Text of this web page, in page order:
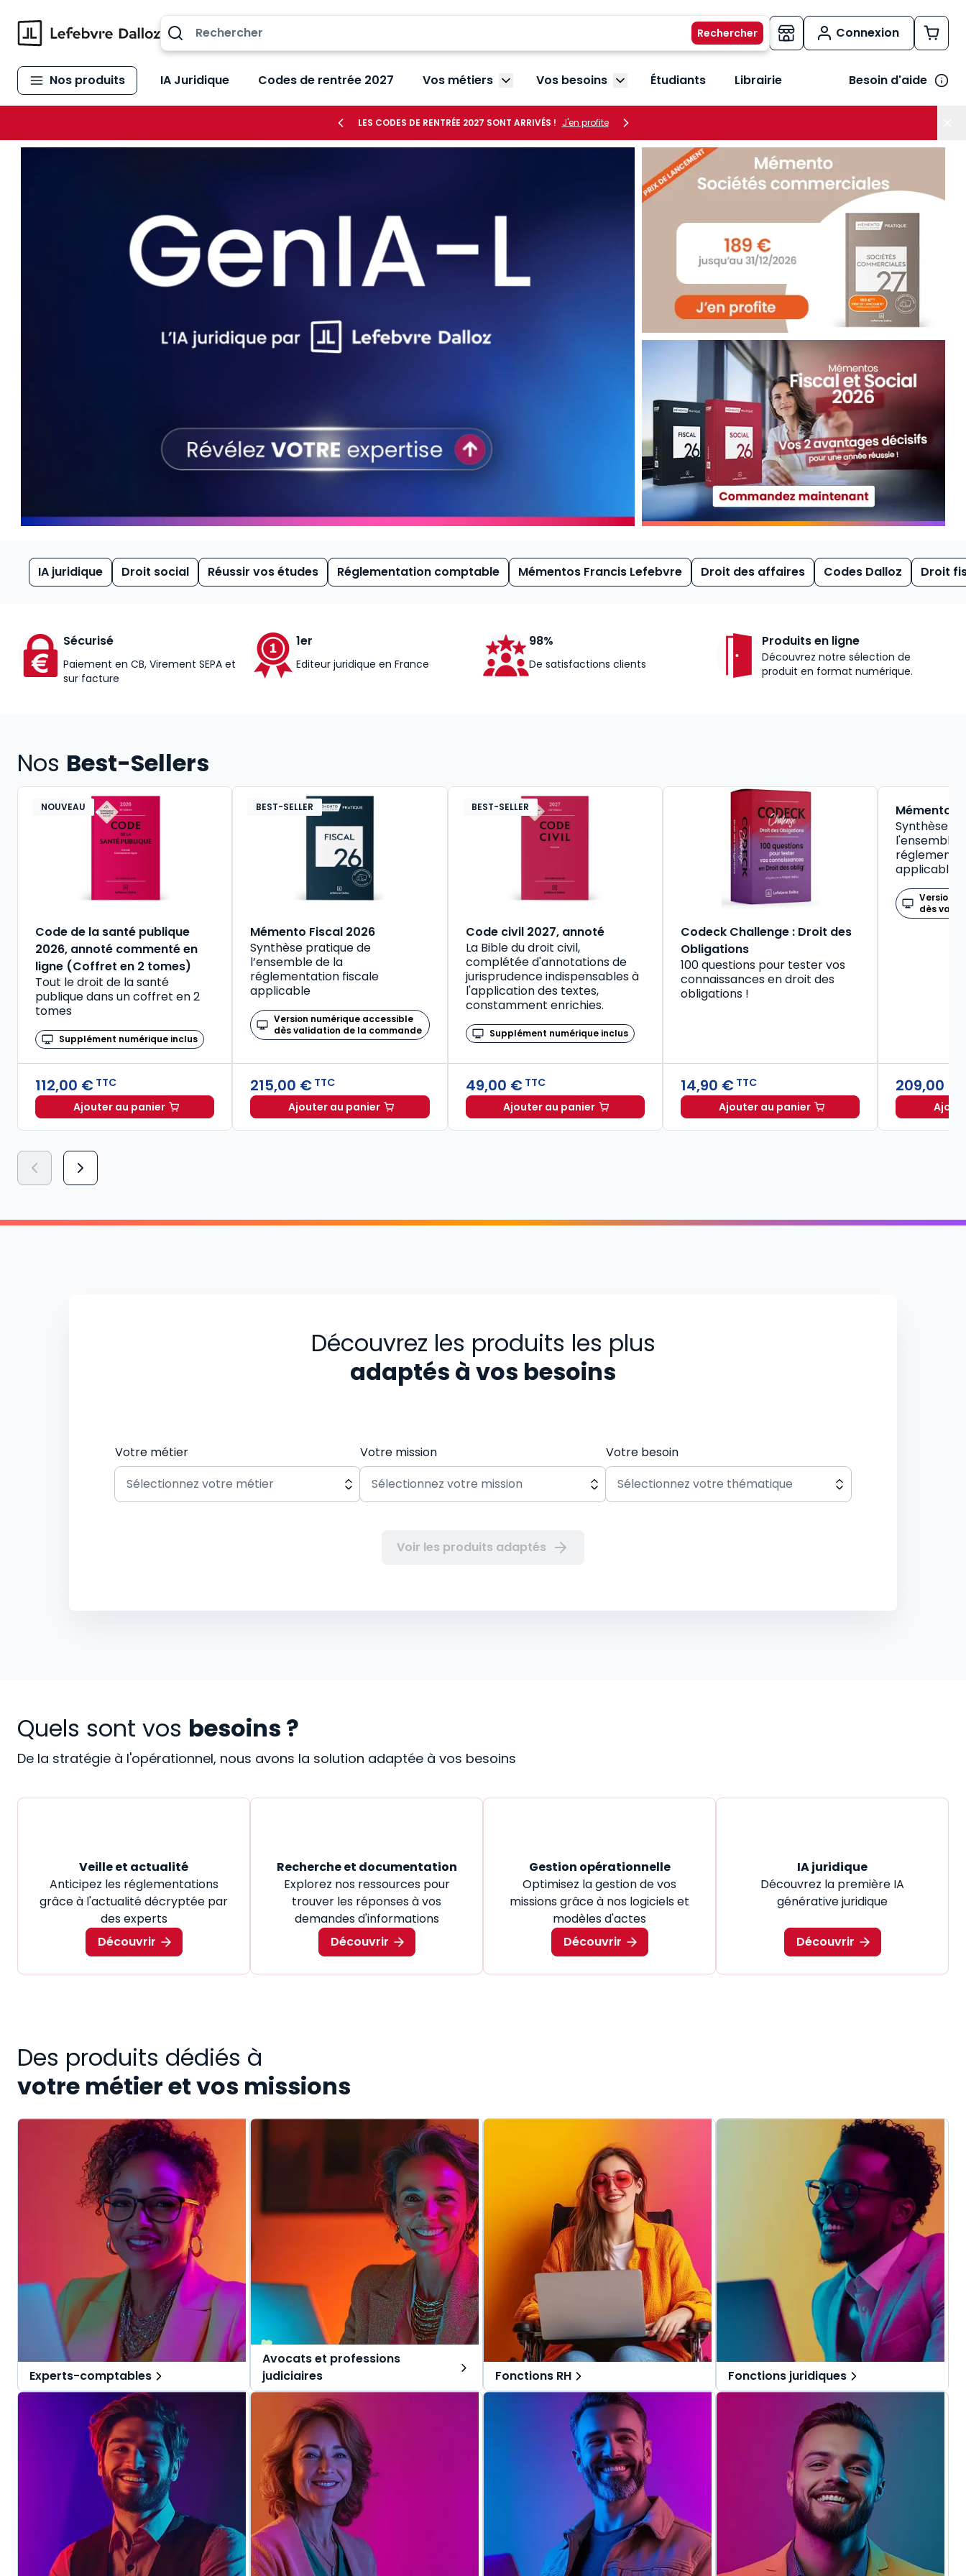
Connexion
Nos produits IA Juridique Codes de rentrée 2027 Vos métiers Afficher le sous-menu Vos métiers
Vos besoins Afficher le sous-menu Vos besoins
Étudiants Librairie Besoin d'aide
LES CODES DE RENTRÉE 2027 SONT ARRIVÉS ! J'en profite
IA juridique Droit social Réussir vos études Réglementation comptable Mémentos Francis Lefebvre Droit des affaires Codes Dalloz Droit
Sécurisé
Paiement en CB, Virement SEPA et
sur facture
1er
Editeur juridique en France
98%
De satisfactions clients
Produits en ligne
Découvrez notre sélection de
produit en format numérique.
Nos Best-Sellers
NOUVEAU
Code de la santé publique
2026, annoté commenté en
ligne (Coffret en 2 tomes)
Tout le droit de la santé
publique dans un coffret en 2
tomes
Supplément numérique inclus
112,00 € TTC
Ajouter au panier
Code de la santé publique 2026, annoté commenté en ligne (Coffret en 2 tomes) à TTC
BEST-SELLER
Mémento Fiscal 2026
Synthèse pratique de
l’ensemble de la
réglementation fiscale
applicable
Version numérique accessible
dès validation de la commande
215,00 € TTC
Ajouter au panier
Mémento Fiscal 2026 à TTC
BEST-SELLER
Code civil 2027, annoté
La Bible du droit civil,
complétée d'annotations de
jurisprudence indispensables à
l'application des textes,
constamment enrichies.
Supplément numérique inclus
49,00 € TTC
Ajouter au panier
Codeck Challenge : Droit des
Obligations
100 questions pour tester vos
connaissances en droit des
obligations !
14,90 € TTC
Ajouter au panier
BEST-SELLER
Mémento
Synthèse
l'ensemble
applicable
Version
dès
209,00 €
Découvrez les produits les plus
adaptés à vos besoins
Votre métier Votre mission Votre besoin
Voir les produits adaptés
Quels sont vos besoins ?
De la stratégie à l'opérationnel, nous avons la solution adaptée à vos besoins
Veille et actualité
Anticipez les réglementations
grâce à l'actualité décryptée par
des experts
Découvrir
Recherche et documentation
Explorez nos ressources pour
trouver les réponses à vos
demandes d'informations
Découvrir
Gestion opérationnelle
Optimisez la gestion de vos
missions grâce à nos logiciels et
modèles d'actes
Découvrir
IA juridique
Découvrez la première IA
générative juridique
Découvrir
Des produits dédiés à
votre métier et vos missions
Experts-comptables
Des solutions tout-en-un, spécialement
pensées pour l'expert-comptable et ses
collaborateurs.
Une offre globale pour vous repérer dans
vos missions au quotidien.
Avocats et professions
judiciaires
Des solutions tout-en-un, spécialement
pensées pour les avocats et professions
judiciaires.
Une offre globale pour vous repérer dans
vos missions au quotidien.
Fonctions RH
Des solutions tout-en-un, spécialement
pensées pour les fonctions RH.
Une offre globale pour vous repérer dans
vos missions au quotidien.
Fonctions juridiques
Des solutions tout-en-un, spécialement
pensées pour les fonctions juridiques.
Une offre globale pour vous repérer dans
vos missions au quotidien.